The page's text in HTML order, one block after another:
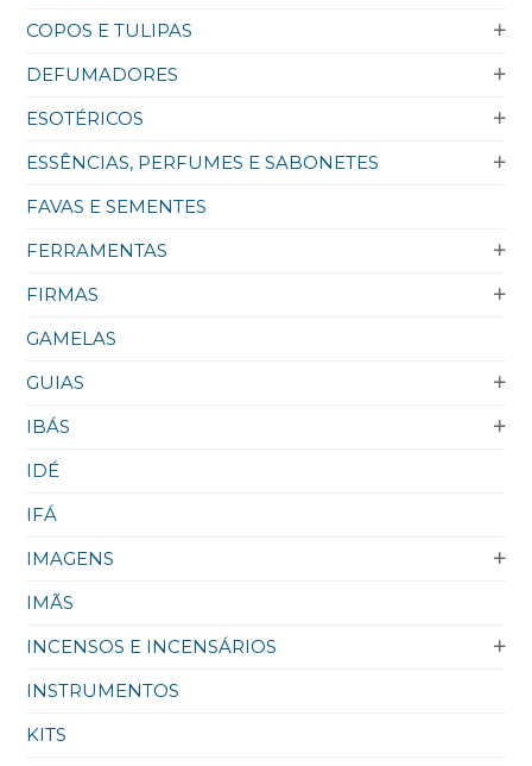
COPOS E TULIPAS
DEFUMADORES
ESOTÉRICOS
ESSÊNCIAS, PERFUMES E SABONETES
FAVAS E SEMENTES
FERRAMENTAS
FIRMAS
GAMELAS
GUIAS
IBÁS
IDÉ
IFÁ
IMAGENS
IMÃS
INCENSOS E INCENSÁRIOS
INSTRUMENTOS
KITS